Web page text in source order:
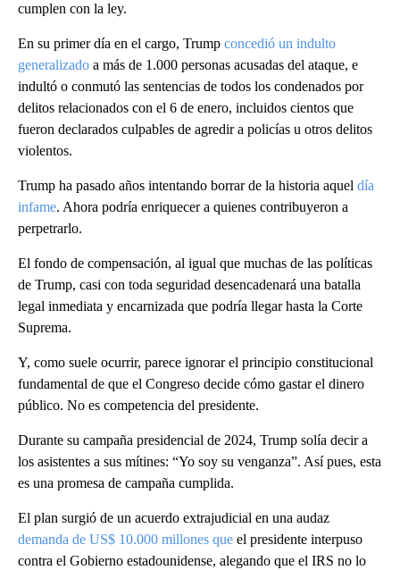
cumplen con la ley.
En su primer día en el cargo, Trump concedió un indulto
generalizado a más de 1.000 personas acusadas del ataque, e
indultó o conmutó las sentencias de todos los condenados por
delitos relacionados con el 6 de enero, incluidos cientos que
fueron declarados culpables de agredir a policías u otros delitos
violentos.
Trump ha pasado años intentando borrar de la historia aquel día
infame. Ahora podría enriquecer a quienes contribuyeron a
perpetrarlo.
El fondo de compensación, al igual que muchas de las políticas
de Trump, casi con toda seguridad desencadenará una batalla
legal inmediata y encarnizada que podría llegar hasta la Corte
Suprema.
Y, como suele ocurrir, parece ignorar el principio constitucional
fundamental de que el Congreso decide cómo gastar el dinero
público. No es competencia del presidente.
Durante su campaña presidencial de 2024, Trump solía decir a
los asistentes a sus mítines: “Yo soy su venganza”. Así pues, esta
es una promesa de campaña cumplida.
El plan surgió de un acuerdo extrajudicial en una audaz
demanda de US$ 10.000 millones que el presidente interpuso
contra el Gobierno estadounidense, alegando que el IRS no lo